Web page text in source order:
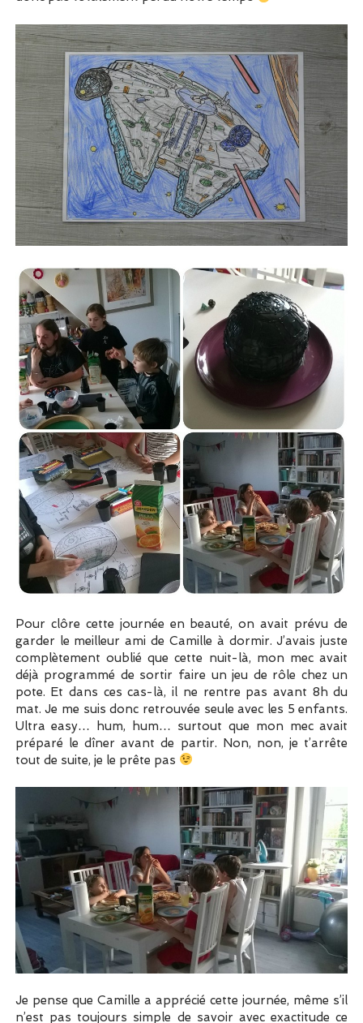
Pour clôre cette journée en beauté, on avait prévu de
garder le meilleur ami de Camille à dormir. J’avais juste
complètement oublié que cette nuit-là, mon mec avait
déjà programmé de sortir faire un jeu de rôle chez un
pote. Et dans ces cas-là, il ne rentre pas avant 8h du
mat. Je me suis donc retrouvée seule avec les 5 enfants.
Ultra easy… hum, hum… surtout que mon mec avait
préparé le dîner avant de partir. Non, non, je t’arrête
tout de suite, je le prête pas
Je pense que Camille a apprécié cette journée, même s’il
n’est pas toujours simple de savoir avec exactitude ce